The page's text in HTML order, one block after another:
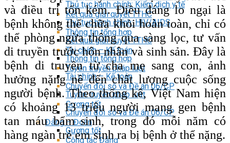
Kết quả giải quyết TTHC
Thông tin tổng hợp
Tài chính – Kế toán
Tuyên truyền pháp luật
Chuyển đổi số và Đề án 06/CP
Gương tốt
Đảng – Đoàn
Công tác Đảng
Thủ tục hành chính: Kiểm dịch y tế
Thủ tục hành chính: HIV/AIDS
Kết quả giải quyết TTHC
Thông tin tổng hợp
Tài chính – Kế toán
Tuyên truyền pháp luật
Chuyển đổi số và Đề án 06/CP
Gương tốt
và điều trị tốn kém. Điều đáng lo ngại là
bệnh không thể chữa khỏi hoàn toàn, chỉ có
thể phòng ngừa thông qua sàng lọc, tư vấn
di truyền trước hôn nhân và sinh sản. Đây là
bệnh di truyền từ cha mẹ sang con, ảnh
hưởng nặng nề đến chất lượng cuộc sống
người bệnh. Theo thống kê, Việt Nam hiện
có khoảng 13 triệu người mang gen bệnh
tan máu bẩm sinh, trong đó mỗi năm có
hàng ngàn trẻ em sinh ra bị bệnh ở thể nặng.